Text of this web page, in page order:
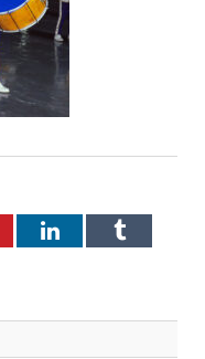
LinkedInTumblr